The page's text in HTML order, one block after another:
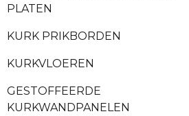
PLATEN
KURK PRIKBORDEN
KURKVLOEREN
GESTOFFEERDE
KURKWANDPANELEN